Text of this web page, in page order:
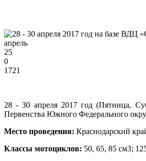
апрель
25
0
1721
28 - 30 апреля 2017 год (Пятница,
Первенства Южного Федерального
Место проведения: Краснодарский
Классы мотоциклов: 50, 65, 85 см3;